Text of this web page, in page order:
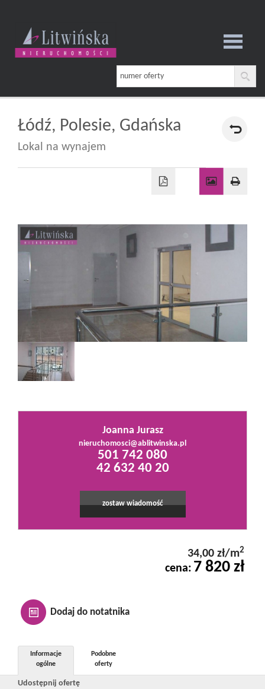
Strona
główna
Oferta
Kontakt
Łódź, Polesie, Gdańska
Lokal na wynajem
Joanna Jurasz
nieruchomosci@ablitwinska.pl
501 742 080
42 632 40 20
zostaw wiadomość
34,00 zł/m2
cena: 7 820 zł
Dodaj do notatnika
Udostępnij ofertę
Informacje
ogólne
Podobne
oferty